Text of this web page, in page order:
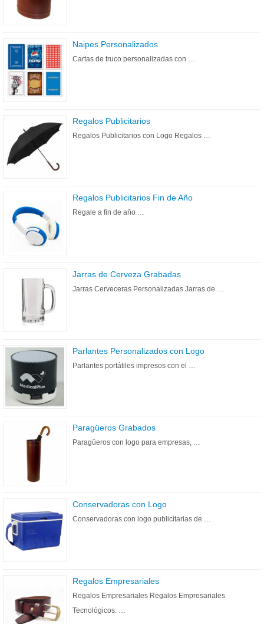
Naipes Personalizados
Cartas de truco personalizadas con …
Regalos Publicitarios
Regalos Publicitarios con Logo Regalos …
Regalos Publicitarios Fin de Año
Regale a fin de año …
Jarras de Cerveza Grabadas
Jarras Cerveceras Personalizadas Jarras de …
Parlantes Personalizados con Logo
Parlantes portátiles impresos con el …
Paragüeros Grabados
Paragüeros con logo para empresas, …
Conservadoras con Logo
Conservadoras con logo publicitarias de …
Regalos Empresariales
Regalos Empresariales Regalos Empresariales
Tecnológicos: …